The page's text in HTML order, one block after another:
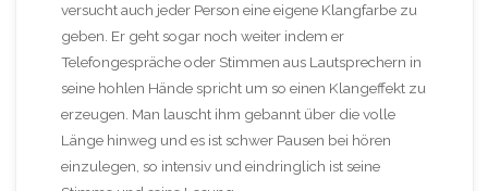
versucht auch jeder Person eine eigene Klangfarbe zu
geben. Er geht sogar noch weiter indem er
Telefongespräche oder Stimmen aus Lautsprechern in
seine hohlen Hände spricht um so einen Klangeffekt zu
erzeugen. Man lauscht ihm gebannt über die volle
Länge hinweg und es ist schwer Pausen bei hören
einzulegen, so intensiv und eindringlich ist seine